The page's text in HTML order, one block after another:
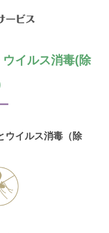
イルス消毒(除
ウイルス消毒（除